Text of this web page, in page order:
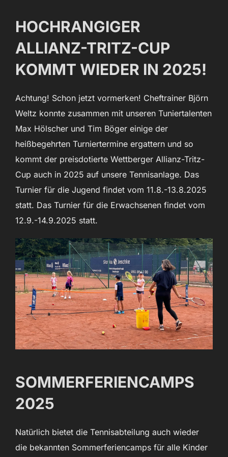
HOCHRANGIGER
ALLIANZ-TRITZ-CUP
KOMMT WIEDER IN 2025!
Achtung! Schon jetzt vormerken! Cheftrainer Björn
Weltz konnte zusammen mit unseren Tuniertalenten
Max Hölscher und Tim Böger einige der
heißbegehrten Turniertermine ergattern und so
kommt der preisdotierte Wettberger Allianz-Tritz-
Cup auch in 2025 auf unsere Tennisanlage. Das
Turnier für die Jugend findet vom 11.8.-13.8.2025
statt. Das Turnier für die Erwachsenen findet vom
12.9.-14.9.2025 statt.
SOMMERFERIENCAMPS
2025
Natürlich bietet die Tennisabteilung auch wieder
die bekannten Sommerferiencamps für alle Kinder